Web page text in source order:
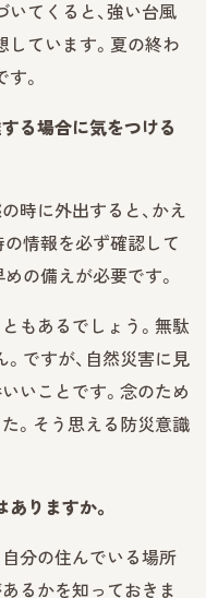
てくると、強い台風
ています。夏の終わ
。
る場合に気をつける
時に外出すると、かえ
情報を必ず確認して
の備えが必要です。
もあるでしょう。無駄
ですが、自然災害に見
いことです。念のため
。そう思える防災意識
りますか。
分の住んでいる場所
るかを知っておきま